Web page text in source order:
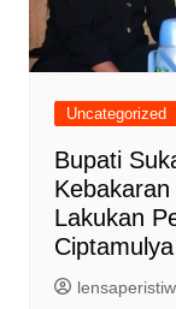
Uncategorized
Bupati
Lakukan
Ciptamulya